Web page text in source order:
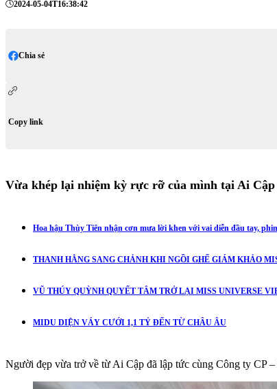
2024-05-04T16:38:42
Chia sẻ
Copy link
Vừa khép lại nhiệm kỳ rực rỡ của mình tại Ai
Hoa hậu Thùy Tiên nhận cơn mưa lời khen với vai diễn đầu tay,
THANH HẰNG SANG CHẢNH KHI NGỒI GHẾ GIÁM KHẢO
VŨ THÚY QUỲNH QUYẾT TÂM TRỞ LẠI MISS UNIVERSE
MIDU DIỆN VÁY CƯỚI 1,1 TỶ ĐẾN TỪ CHÂU ÂU
Người đẹp vừa trở về từ Ai Cập đã lập tức cùng Công ty CP